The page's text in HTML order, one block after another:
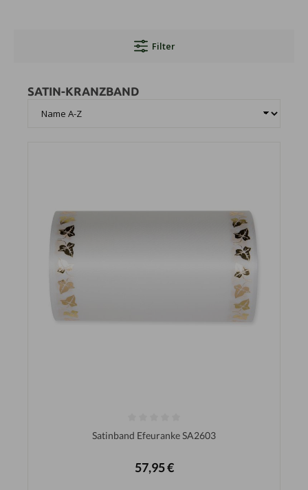
Filter
SATIN-KRANZBAND
Satinband Efeuranke SA2603
57,95 €